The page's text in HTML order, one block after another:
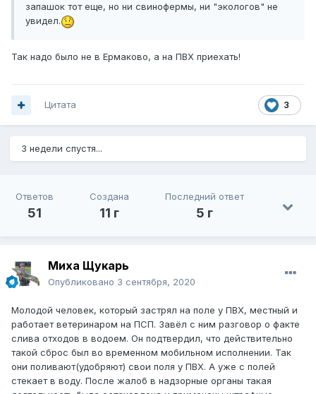
запашок тот еще, но ни свинофермы, ни "экологов" не
увидел.
Так надо было не в Ермаково, а на ПВХ приехать!
3
Цитата
3 недели спустя...
Ответов
51
Создана
11 г
Последний ответ
5 г
Миха Щукарь
Опубликовано 3 сентября, 2020
Молодой человек, который застрял на поле у ПВХ, местный и
работает ветеринаром на ПСП. Завёл с ним разговор о факте
слива отходов в водоем. Он подтвердил, что действительно
такой сброс был во временном мобильном исполнении. Так
они поливают(удобряют) свои поля у ПВХ. А уже с полей
стекает в воду. После жалоб в надзорные органы такая